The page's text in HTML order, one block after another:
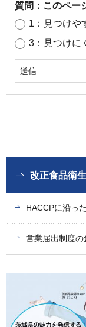
質問：このペー
1：見つけや
3：見つけに
改正食品衛
HACCPに沿っ
営業届出制度